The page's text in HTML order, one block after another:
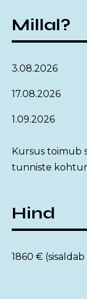
Millal?
3.08.2026
17.08.2026
1.09.2026
Kursus toimub
tunniste
Hind
1860 €